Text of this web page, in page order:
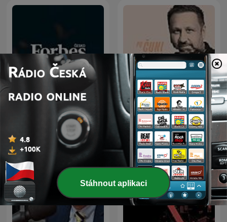
Forbes Česko Po čuni
Stáhnout aplikaci